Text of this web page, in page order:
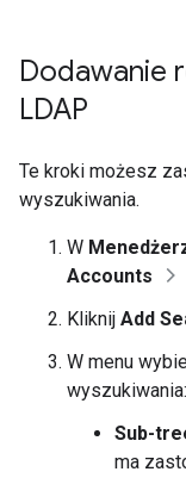
Dodawanie
LDAP
Te kroki możesz
wyszukiwania.
W
Accounts
Kliknij Add
W menu
wyszukiwania:
Sub-
ma